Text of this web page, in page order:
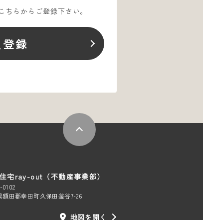
らからご登録下さい。
録
宅ray-out（不動産事業部）
0102
額田郡幸田町久保田釜谷7-26
地図を開く